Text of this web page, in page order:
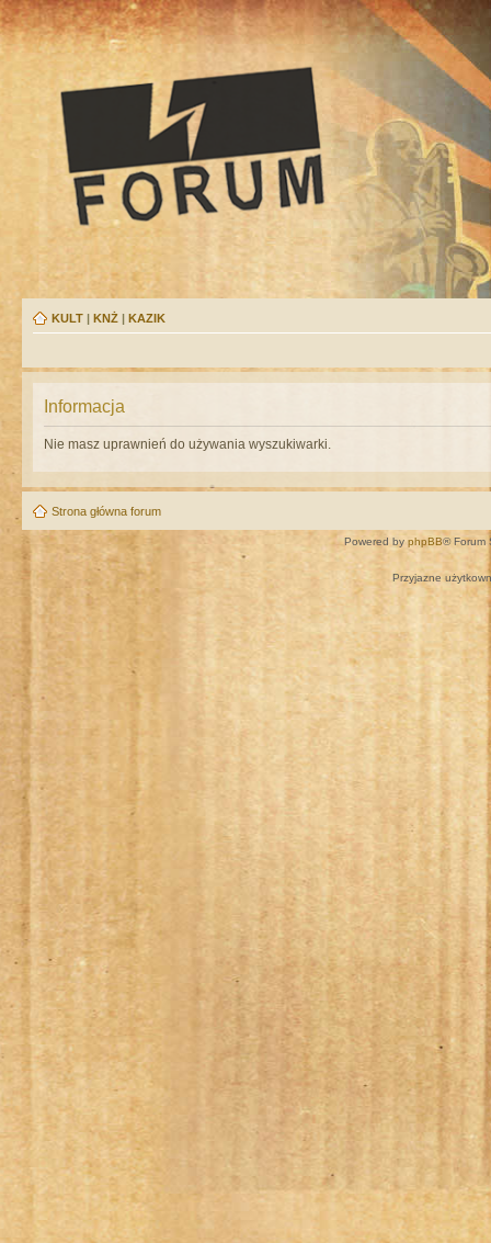
KULT | KNŻ | KAZIK
Informacja
Nie masz uprawnień do używania wyszukiwarki.
Strona główna forum
Powered by phpBB® Forum
Przyjazne